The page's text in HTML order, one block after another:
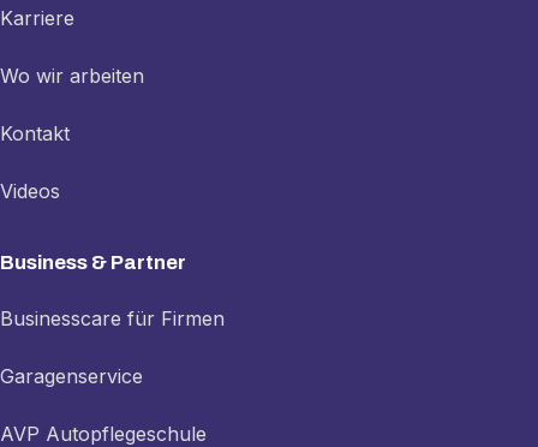
Karriere
Wo wir arbeiten
Kontakt
Videos
Business & Partner
Businesscare für Firmen
Garagenservice
AVP Autopflegeschule